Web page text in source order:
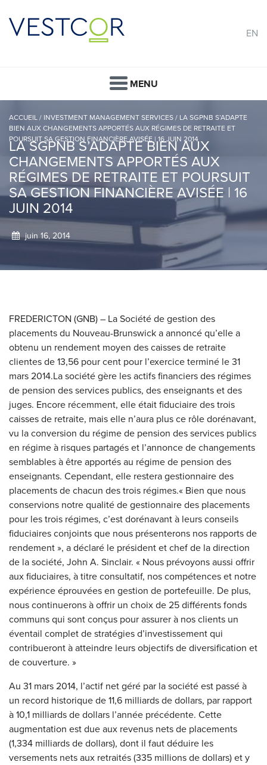
EN
MENU
ACCUEIL / INVESTMENT MANAGEMENT SERVICES / LA SGPNB S’ADAPTE
BIEN AUX CHANGEMENTS APPORTÉS AUX RÉGIMES DE RETRAITE ET
POURSUIT SA GESTION FINANCIÈRE AVISÉE | 16 JUIN 2014
LA SGPNB S’ADAPTE BIEN AUX
CHANGEMENTS APPORTÉS AUX
RÉGIMES DE RETRAITE ET POURSUIT
SA GESTION FINANCIÈRE AVISÉE | 16
JUIN 2014
juin 16, 2014
FREDERICTON (GNB) – La Société de gestion des
placements du Nouveau-Brunswick a annoncé qu’elle a
obtenu un rendement moyen des caisses de retraite
clientes de 13,56 pour cent pour l’exercice terminé le 31
mars 2014.La société gère les actifs financiers des régimes
de pension des services publics, des enseignants et des
juges. Encore récemment, elle était fiduciaire des trois
caisses de retraite, mais elle n’aura plus ce rôle dorénavant,
vu la conversion du régime de pension des services publics
en régime à risques partagés et l’annonce de changements
semblables à être apportés au régime de pension des
enseignants. Cependant, elle restera gestionnaire des
placements de chacun des trois régimes.« Bien que nous
conservions notre qualité de gestionnaire des placements
pour les trois régimes, c’est dorénavant à leurs conseils
fiduciaires conjoints que nous présenterons nos rapports de
rendement », a déclaré le président et chef de la direction
de la société, John A. Sinclair. « Nous prévoyons aussi offrir
aux fiduciaires, à titre consultatif, nos compétences et notre
expérience éprouvées en gestion de portefeuille. De plus,
nous continuerons à offrir un choix de 25 différents fonds
communs qui sont conçus pour assurer à nos clients un
éventail complet de stratégies d’investissement qui
contribueront à atteindre leurs objectifs de diversification et
de couverture. »
Au 31 mars 2014, l’actif net géré par la société est passé à
un record historique de 11,6 milliards de dollars, par rapport
à 10,1 milliards de dollars l’année précédente. Cette
augmentation est due aux revenus nets de placements
(1,334 milliards de dollars), dont il faut déduire les
versements nets aux retraités (335 millions de dollars) et y